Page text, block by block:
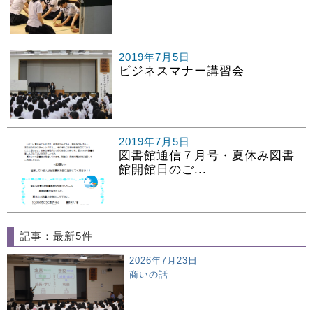
2019年7月5日
ビジネスマナー講習会
2019年7月5日
図書館通信７月号・夏休み図書
館開館日のご...
記事：最新5件
2026年7月23日
商いの話